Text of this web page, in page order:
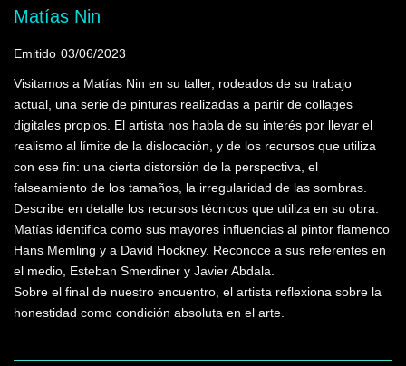
Matías Nin
Emitido 03/06/2023
Visitamos a Matías Nin en su taller, rodeados de su trabajo
actual, una serie de pinturas realizadas a partir de collages
digitales propios. El artista nos habla de su interés por llevar el
realismo al límite de la dislocación, y de los recursos que utiliza
con ese fin: una cierta distorsión de la perspectiva, el
falseamiento de los tamaños, la irregularidad de las sombras.
Describe en detalle los recursos técnicos que utiliza en su obra.
Matías identifica como sus mayores influencias al pintor flamenco
Hans Memling y a David Hockney. Reconoce a sus referentes en
el medio, Esteban Smerdiner y Javier Abdala.
Sobre el final de nuestro encuentro, el artista reflexiona sobre la
honestidad como condición absoluta en el arte.